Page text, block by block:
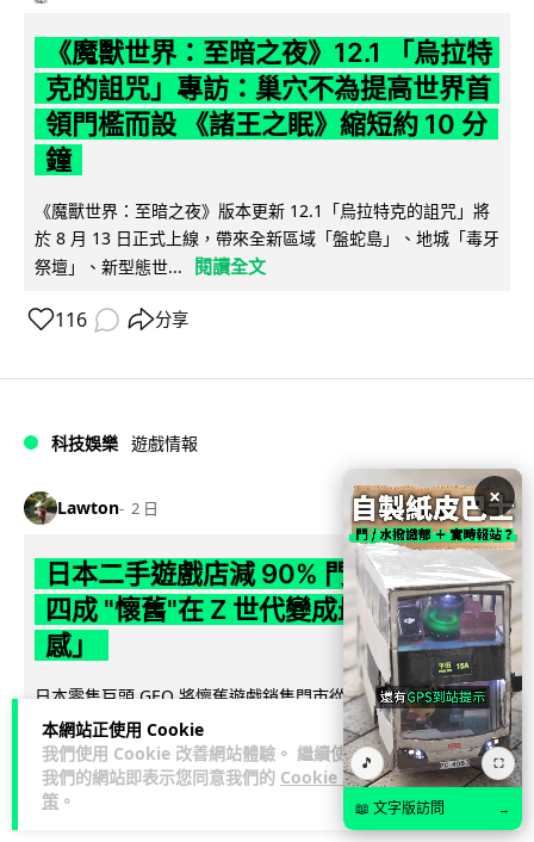
本網站正使用 Cookie
我們使用 Cookie 改善網站體驗。 繼續使用
我們的網站即表示您同意我們的 Cookie 政
策 。
《魔獸世界：至暗之夜》12.1 「烏拉特
克的詛咒」專訪：巢穴不為提高世界首
領門檻而設 《諸王之眠》縮短約 10 分
鐘
《魔獸世界：至暗之夜》版本更新 12.1「烏拉特克的詛咒」將
於 8 月 13 日正式上線，帶來全新區域「盤蛇島」、地城「毒牙
祭壇」、新型態世...
閱讀全文
116 分享
科技娛樂 遊戲情報
Lawton 2 日
日本二手遊戲店減 90% 門市 業績反增
四成 "懷舊"在 Z 世代變成最潮「新鮮
感」
日本零售巨頭 GEO 將懷舊遊戲銷售門市從 1,000 間大幅減至
99 間，但銷售額卻不降反升至過往的 1.4 倍。做到「減店增
收」奇蹟，... 閱讀全文
262
×
🎵 ⛶
📖 文字版訪問 →